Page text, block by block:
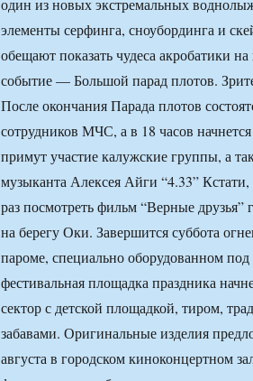
один из новых экстремальных
элементы серфинга, сноубординга и
обещают показать чудеса акробатики
событие — Большой парад плотов.
После окончания Парада плотов
сотрудников МЧС, а в 18 часов
примут участие калужские группы, а
музыканта Алексея Айги “4.33”
раз посмотреть фильм “Верные
на берегу Оки. Завершится суббота
пароме, специально оборудованном
фестивальная площадка праздника
сектор с детской площадкой, тиром,
забавами. Оригинальные изделия
августа в городском киноконцертном